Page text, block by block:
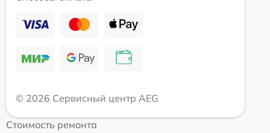
© 2026 Сервисный центр AEG
Стоимость ремонта